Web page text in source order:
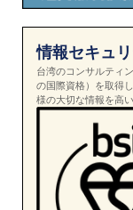
情報セキュ
台湾のコンサルティ
の国際資格）を取得
様の大切な情報を高